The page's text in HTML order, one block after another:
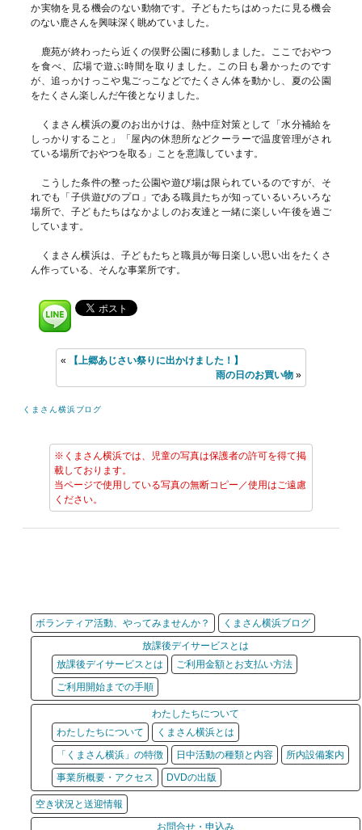
か実物を見る機会のない動物です。子どもたちはめったに見る機会
のない鹿さんを興味深く眺めていました。
鹿苑が終わったら近くの俣野公園に移動しました。ここでおやつ
を食べ、広場で遊ぶ時間を取りました。この日も暑かったのです
が、追っかけっこや鬼ごっこなどでたくさん体を動かし、夏の公園
をたくさん楽しんだ午後となりました。
くまさん横浜の夏のお出かけは、熱中症対策として「水分補給を
しっかりすること」「屋内の休憩所などクーラーで温度管理がされ
ている場所でおやつを取る」ことを意識しています。
こうした条件の整った公園や遊び場は限られているのですが、そ
れでも「子供遊びのプロ」である職員たちが知っているいろいろな
場所で、子どもたちはなかよしのお友達と一緒に楽しい午後を過ご
しています。
くまさん横浜は、子どもたちと職員が毎日楽しい思い出をたくさ
ん作っている、そんな事業所です。
«
【上郷あじさい祭りに出かけました！】
雨の日のお買い物»
くまさん横浜ブログ
※くまさん横浜では、児童の写真は保護者の許可を得て掲
載しております。
当ページで使用している写真の無断コピー／使用はご遠慮
ください。
ボランティア活動、やってみませんか？
くまさん横浜ブログ
放課後デイサービスとは
放課後デイサービスとは
ご利用金額とお支払い方法
ご利用開始までの手順
わたしたちについて
わたしたちについて
くまさん横浜とは
「くまさん横浜」の特徴
日中活動の種類と内容
所内設備案内
事業所概要・アクセス
DVDの出版
空き状況と送迎情報
お問合せ・申込み